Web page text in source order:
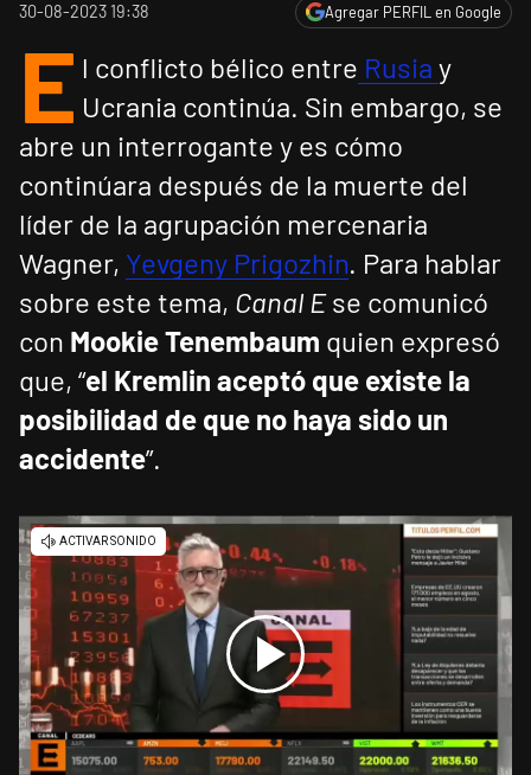
30-08-2023 19:38 Agregar PERFIL en Google
E l conflicto bélico entre Rusia y
Ucrania continúa. Sin embargo, se
abre un interrogante y es cómo
continúara después de la muerte del
líder de la agrupación mercenaria
Wagner, Yevgeny Prigozhin. Para hablar
sobre este tema, Canal Ese comunicó
con Mookie Tenembaum quien expresó
que, “el Kremlin aceptó que existe la
posibilidad de que no haya sido un
accidente”.